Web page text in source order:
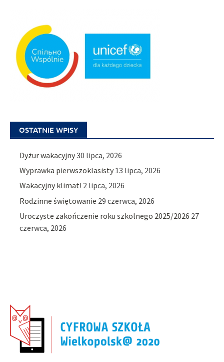
OSTATNIE WPISY
Dyżur wakacyjny30 lipca, 2026
Wyprawka pierwszoklasisty 13 lipca, 2026
Wakacyjny klimat! 2 lipca, 2026
Rodzinne świętowanie 29 czerwca, 2026
Uroczyste zakończenie roku szkolnego 2025/2026 27
czerwca, 2026